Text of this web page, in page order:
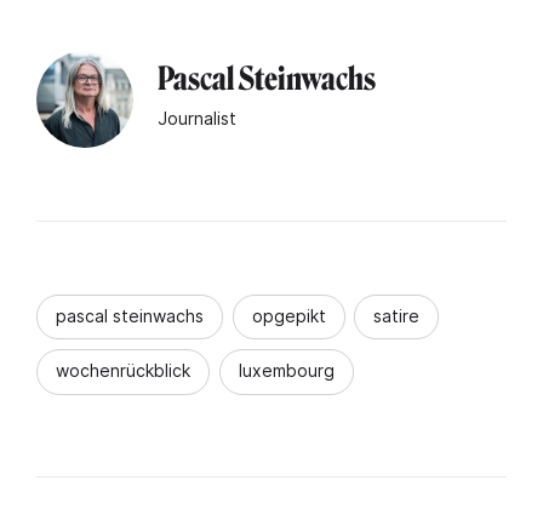
Pascal Steinwachs
Journalist
pascal steinwachs opgepikt satire
wochenrückblick luxembourg